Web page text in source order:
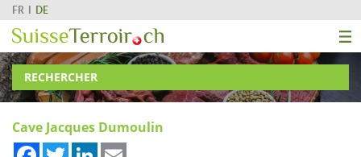
FR DE
RECHERCHER
Cave Jacques Dumoulin
FacebookTwitterLinkedIn